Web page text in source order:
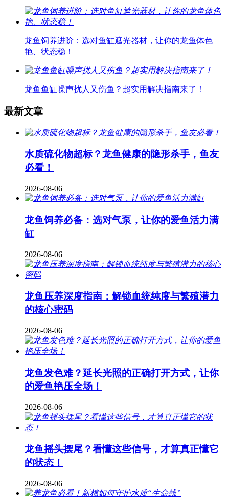
龙鱼饲养进阶：选对鱼缸遮光器材，让你的龙鱼体色
艳、状态稳！
龙鱼鱼缸噪声扰人又伤鱼？超实用解决指南来了！
最新文章
水质硫化物超标？龙鱼健康的隐形杀手，鱼友
必看！
2026-08-06
龙鱼饲养必备：选对气泵，让你的爱鱼活力满
缸
2026-08-06
龙鱼压养深度指南：解锁血统纯度与繁殖潜力
的核心密码
2026-08-06
龙鱼发色难？延长光照的正确打开方式，让你
的爱鱼艳压全场！
2026-08-06
龙鱼摇头摆尾？看懂这些信号，才算真正懂它
的状态！
2026-08-06